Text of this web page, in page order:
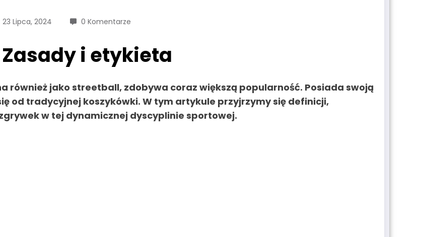
23 Lipca, 2024 0 Komentarze
i etykieta
również jakostreetball, zdobywa coraz większą popularność. Posiada swoją
od tradycyjnej koszykówki. W tym artykule przyjrzymy się definicji,
w tej dynamicznej dyscyplinie sportowej.